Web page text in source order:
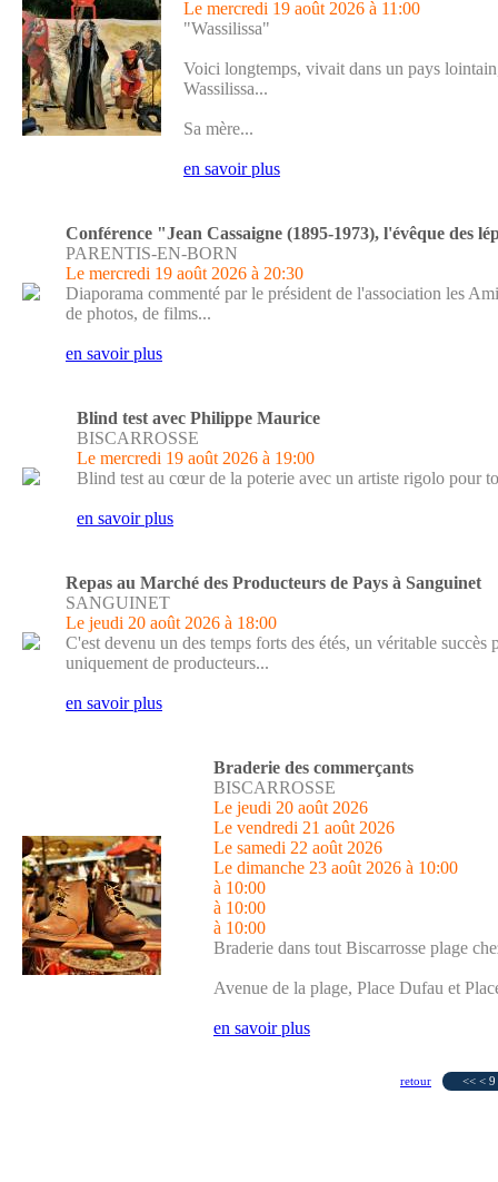
Le mercredi 19 août 2026 à 11:00
"Wassilissa"
Voici longtemps, vivait dans un pays
Wassilissa...
Sa mère...
en savoir plus
Conférence "Jean Cassaigne (1895-1973), l'évêque des
PARENTIS-EN-BORN
Le mercredi 19 août 2026 à 20:30
Diaporama commenté par le président de l'association les
de photos, de films...
en savoir plus
Blind test avec Philippe Maurice
BISCARROSSE
Le mercredi 19 août 2026 à 19:00
Blind test au cœur de la poterie avec un artiste rigolo pour
en savoir plus
Repas au Marché des Producteurs de Pays à Sanguinet
SANGUINET
Le jeudi 20 août 2026 à 18:00
C'est devenu un des temps forts des étés, un véritable succès
uniquement de producteurs...
en savoir plus
Braderie des commerçants
BISCARROSSE
Le jeudi 20 août 2026
Le vendredi 21 août 2026
Le samedi 22 août 2026
Le dimanche 23 août 2026 à 10:00
à 10:00
à 10:00
à 10:00
Braderie dans tout Biscarrosse plage
Avenue de la plage, Place Dufau et
en savoir plus
retour << < 9